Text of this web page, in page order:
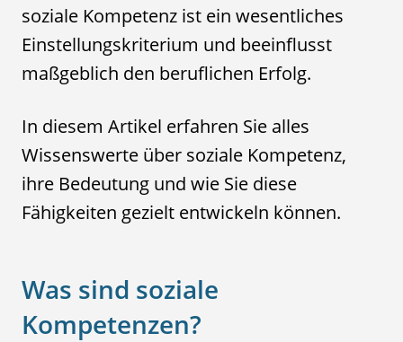
soziale Kompetenz ist ein wesentliches
Einstellungskriterium und beeinflusst
maßgeblich den beruflichen Erfolg.
In diesem Artikel erfahren Sie alles
Wissenswerte über soziale Kompetenz,
ihre Bedeutung und wie Sie diese
Fähigkeiten gezielt entwickeln können.
Was sind soziale
Kompetenzen?